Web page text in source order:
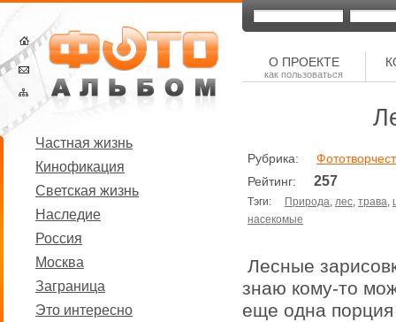
Частная жизнь
Кинофикация
Светская жизнь
Наследие
Россия
Москва
Заграница
Это интересно
О ПРОЕКТЕ
как пользоваться
Рубрика:
Рейтинг: 257
Тэги: Природа, лес, трава,
насекомые
Лесные
знаю кому-то
еще одна